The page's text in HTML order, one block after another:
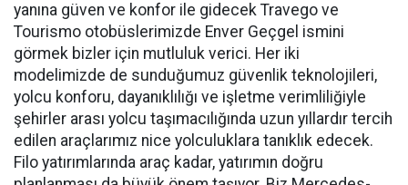
yanına güven ve konfor ile gidecek Travego ve
Tourismo otobüslerimizde Enver Geçgel ismini
görmek bizler için mutluluk verici. Her iki
modelimizde de sunduğumuz güvenlik teknolojileri,
yolcu konforu, dayanıklılığı ve işletme verimliliğiyle
şehirler arası yolcu taşımacılığında uzun yıllardır tercih
edilen araçlarımız nice yolculuklara tanıklık edecek.
Filo yatırımlarında araç kadar, yatırımın doğru